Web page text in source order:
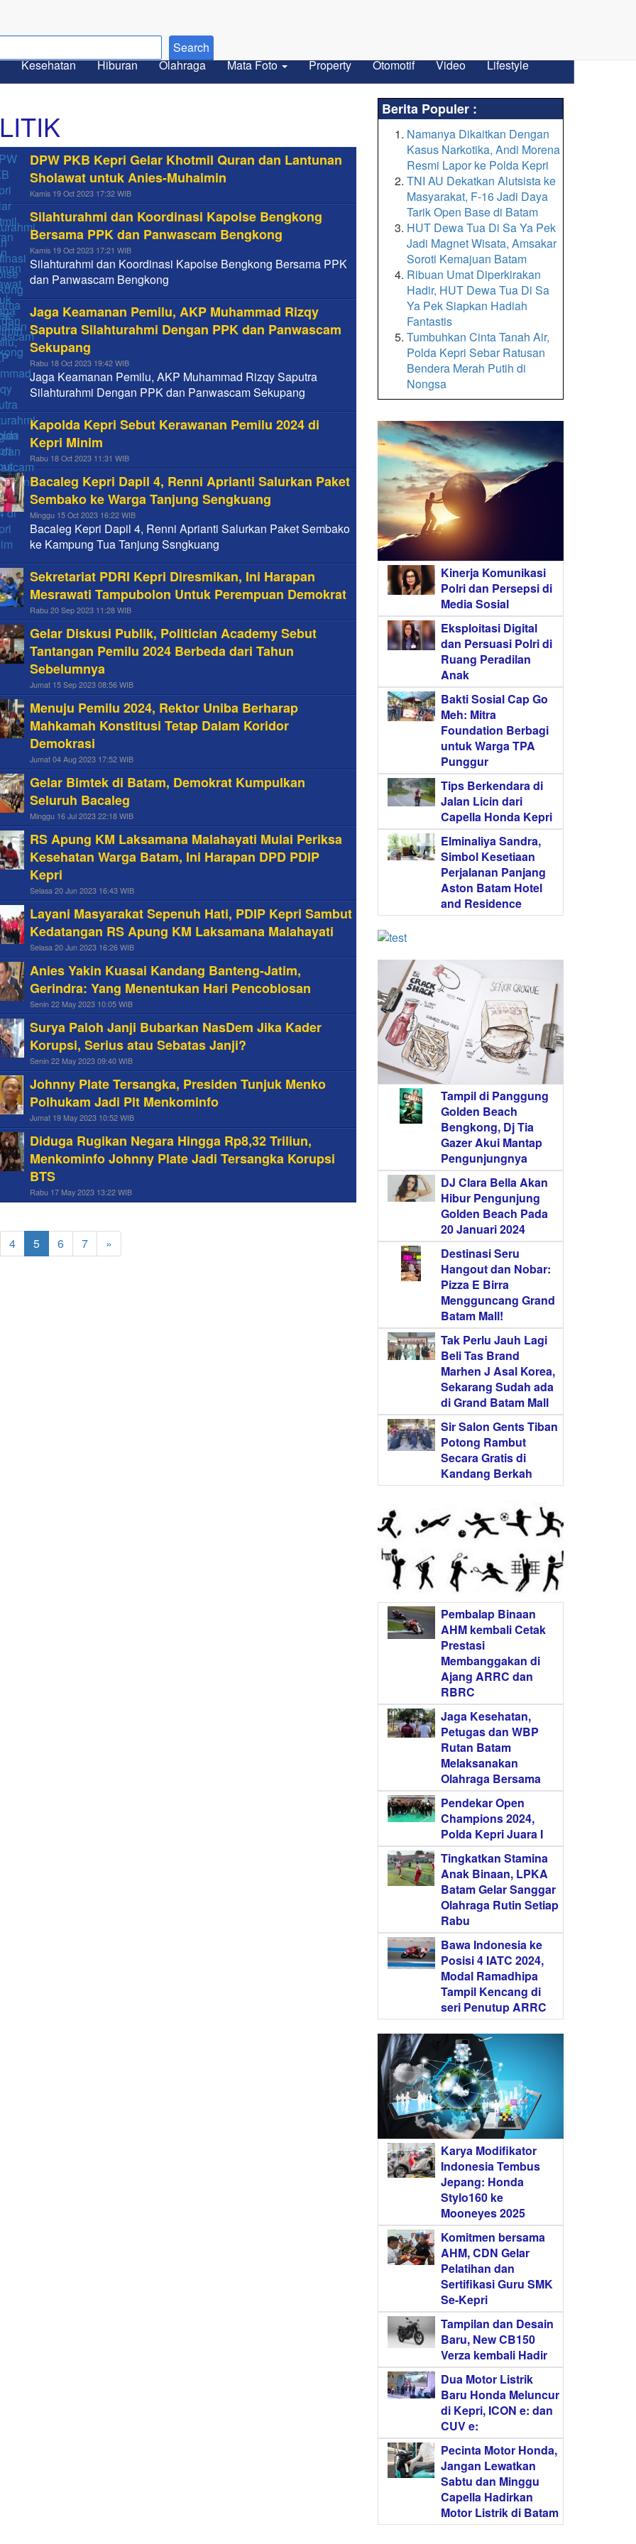
Kesehatan Hiburan Olahraga Mata Foto Property Otomotif Video Lifestyle
DPW PKB Kepri Gelar Khotmil Quran dan Lantunan
Sholawat untuk Anies-Muhaimin
Kamis 19 Oct 2023 17:32 WIB
Silahturahmi dan Koordinasi Kapolse Bengkong
Bersama PPK dan Panwascam Bengkong
Kamis 19 Oct 2023 17:21 WIB
Silahturahmi dan Koordinasi Kapolse Bengkong Bersama PPK
dan Panwascam Bengkong
Jaga Keamanan Pemilu, AKP Muhammad Rizqy
Saputra Silahturahmi Dengan PPK dan Panwascam
Sekupang
Rabu 18 Oct 2023 19:42 WIB
Jaga Keamanan Pemilu, AKP Muhammad Rizqy Saputra
Silahturahmi Dengan PPK dan Panwascam Sekupang
Kapolda Kepri Sebut Kerawanan Pemilu 2024 di
Kepri Minim
Rabu 18 Oct 2023 11:31 WIB
Bacaleg Kepri Dapil 4, Renni Aprianti Salurkan Paket
Sembako ke Warga Tanjung Sengkuang
Minggu 15 Oct 2023 16:22 WIB
Bacaleg Kepri Dapil 4, Renni Aprianti Salurkan Paket Sembako
ke Kampung Tua Tanjung Ssngkuang
Sekretariat PDRI Kepri Diresmikan, Ini Harapan
Mesrawati Tampubolon Untuk Perempuan Demokrat
Rabu 20 Sep 2023 11:28 WIB
Gelar Diskusi Publik, Politician Academy Sebut
Tantangan Pemilu 2024 Berbeda dari Tahun
Sebelumnya
Jumat 15 Sep 2023 08:56 WIB
Menuju Pemilu 2024, Rektor Uniba Berharap
Mahkamah Konstitusi Tetap Dalam Koridor
Demokrasi
Jumat 04 Aug 2023 17:52 WIB
Gelar Bimtek di Batam, Demokrat Kumpulkan
Seluruh Bacaleg
Minggu 16 Jul 2023 22:18 WIB
RS Apung KM Laksamana Malahayati Mulai Periksa
Kesehatan Warga Batam, Ini Harapan DPD PDIP
Kepri
Selasa 20 Jun 2023 16:43 WIB
Layani Masyarakat Sepenuh Hati, PDIP Kepri Sambut
Kedatangan RS Apung KM Laksamana Malahayati
Selasa 20 Jun 2023 16:26 WIB
Anies Yakin Kuasai Kandang Banteng-Jatim,
Gerindra: Yang Menentukan Hari Pencoblosan
Senin 22 May 2023 10:05 WIB
Surya Paloh Janji Bubarkan NasDem Jika Kader
Korupsi, Serius atau Sebatas Janji?
Senin 22 May 2023 09:40 WIB
Johnny Plate Tersangka, Presiden Tunjuk Menko
Polhukam Jadi Plt Menkominfo
Jumat 19 May 2023 10:52 WIB
Diduga Rugikan Negara Hingga Rp8,32 Triliun,
Menkominfo Johnny Plate Jadi Tersangka Korupsi
BTS
Rabu 17 May 2023 13:22 WIB
4 5 6 7 »
Berita Populer :
Namanya Dikaitkan Dengan
Kasus Narkotika, Andi Morena
Resmi Lapor ke Polda Kepri
TNI AU Dekatkan Alutsista ke
Masyarakat, F-16 Jadi Daya
Tarik Open Base di Batam
HUT Dewa Tua Di Sa Ya Pek
Jadi Magnet Wisata, Amsakar
Soroti Kemajuan Batam
Ribuan Umat Diperkirakan
Hadir, HUT Dewa Tua Di Sa
Ya Pek Siapkan Hadiah
Fantastis
Tumbuhkan Cinta Tanah Air,
Polda Kepri Sebar Ratusan
Bendera Merah Putih di
Nongsa
Kinerja Komunikasi
Polri dan Persepsi di
Media Sosial
Eksploitasi Digital
dan Persuasi Polri di
Ruang Peradilan
Anak
Bakti Sosial Cap Go
Meh: Mitra
Foundation Berbagi
untuk Warga TPA
Punggur
Tips Berkendara di
Jalan Licin dari
Capella Honda Kepri
Elminaliya Sandra,
Simbol Kesetiaan
Perjalanan Panjang
Aston Batam Hotel
and Residence
Tampil di Panggung
Golden Beach
Bengkong, Dj Tia
Gazer Akui Mantap
Pengunjungnya
DJ Clara Bella Akan
Hibur Pengunjung
Golden Beach Pada
20 Januari 2024
Destinasi Seru
Hangout dan Nobar:
Pizza E Birra
Mengguncang Grand
Batam Mall!
Tak Perlu Jauh Lagi
Beli Tas Brand
Marhen J Asal Korea,
Sekarang Sudah ada
di Grand Batam Mall
Sir Salon Gents Tiban
Potong Rambut
Secara Gratis di
Kandang Berkah
Pembalap Binaan
AHM kembali Cetak
Prestasi
Membanggakan di
Ajang ARRC dan
RBRC
Jaga Kesehatan,
Petugas dan WBP
Rutan Batam
Melaksanakan
Olahraga Bersama
Pendekar Open
Champions 2024,
Polda Kepri Juara I
Tingkatkan Stamina
Anak Binaan, LPKA
Batam Gelar Sanggar
Olahraga Rutin Setiap
Rabu
Bawa Indonesia ke
Posisi 4 IATC 2024,
Modal Ramadhipa
Tampil Kencang di
seri Penutup ARRC
Karya Modifikator
Indonesia Tembus
Jepang: Honda
Stylo160 ke
Mooneyes 2025
Komitmen bersama
AHM, CDN Gelar
Pelatihan dan
Sertifikasi Guru SMK
Se-Kepri
Tampilan dan Desain
Baru, New CB150
Verza kembali Hadir
Dua Motor Listrik
Baru Honda Meluncur
di Kepri, ICON e: dan
CUV e:
Pecinta Motor Honda,
Jangan Lewatkan
Sabtu dan Minggu
Capella Hadirkan
Motor Listrik di Batam